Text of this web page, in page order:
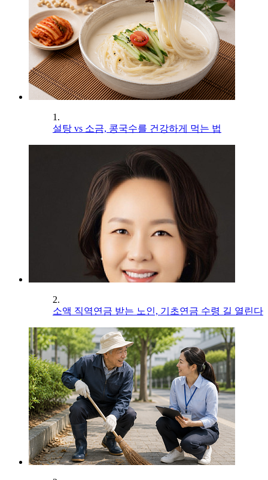
1.
설탕 vs 소금, 콩국수를 건강하게 먹는 법
2.
소액 직역연금 받는 노인, 기초연금 수령 길 열린다